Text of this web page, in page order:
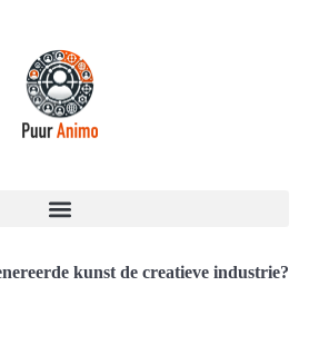
kunst de creatieve industrie?